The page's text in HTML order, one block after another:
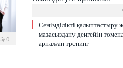
0
Сенімділікті қалыптастыру
мазасыздану деңгейін
арналған тренинг